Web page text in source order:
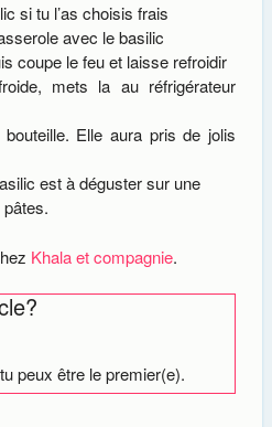
si tu l’as choisis frais
avec le basilic
coupe le feu et laisse refroidir
mets la au réfrigérateur
Elle aura pris de jolis
est à déguster sur une
Khala et compagnie.
peux être le premier(e).